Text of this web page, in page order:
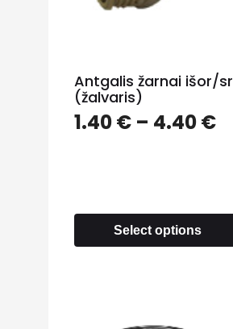
Antgalis žarnai išor/sr
(žalvaris)
1.40€– 4.40€
Select options